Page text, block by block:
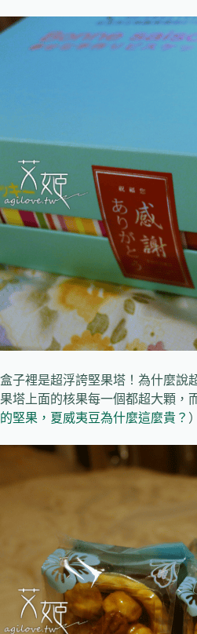
盒子裡是超浮誇堅果塔！為什麼說
果塔上面的核果每一個都超大顆
的堅果，夏威夷豆為什麼這麼貴？ ）